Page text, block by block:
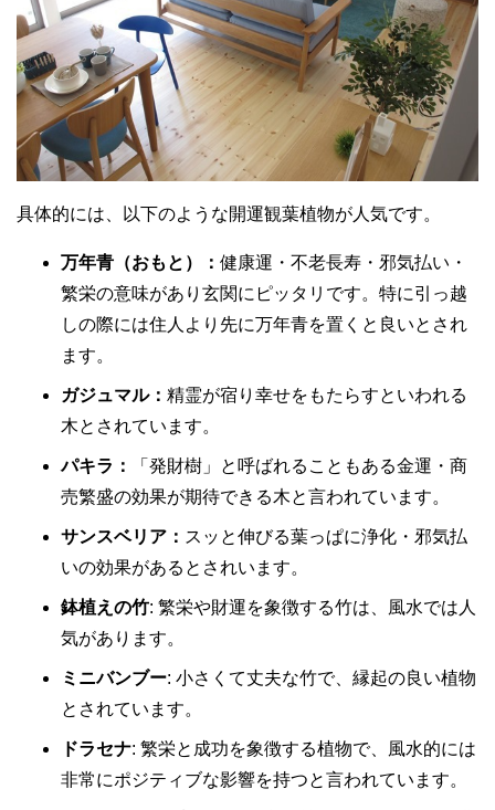
具体的には、以下のような開運観葉植物が人気です。
万年青（おもと）： 健康運・不老長寿・邪気払い・
繁栄の意味があり玄関にピッタリです。特に引っ越
しの際には住人より先に万年青を置くと良いとされ
ます。
ガジュマル： 精霊が宿り幸せをもたらすといわれる
木とされています。
パキラ：
「発財樹」と呼ばれることもある金運・商
売繁盛の効果が期待できる木と言われています。
サンスベリア： スッと伸びる葉っぱに浄化・邪気払
いの効果があるとされいます。
鉢植えの竹: 繁栄や財運を象徴する竹は、風水では人
気があります。
ミニバンブー: 小さくて丈夫な竹で、縁起の良い植物
とされています。
ドラセナ: 繁栄と成功を象徴する植物で、風水的には
非常にポジティブな影響を持つと言われています。